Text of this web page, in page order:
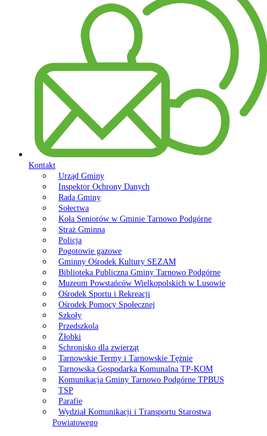
Kontakt
Urząd Gminy
Inspektor Ochrony Danych
Rada Gminy
Sołectwa
Koła Seniorów w Gminie Tarnowo Podgórne
Straż Gminna
Policja
Pogotowie gazowe
Gminny Ośrodek Kultury SEZAM
Biblioteka Publiczna Gminy Tarnowo Podgórne
Muzeum Powstańców Wielkopolskich w Lusowie
Ośrodek Sportu i Rekreacji
Ośrodek Pomocy Społecznej
Szkoły
Przedszkola
Żłobki
Schronisko dla zwierząt
Tarnowskie Termy i Tarnowskie Tężnie
Tarnowska Gospodarka Komunalna TP-KOM
Komunikacja Gminy Tarnowo Podgórne TPBUS
TSP
Parafie
Wydział Komunikacji i Transportu Starostwa
Powiatowego